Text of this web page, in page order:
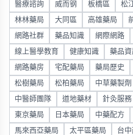
醫療諮詢 威而钢 板橋區 松
林林藥局 大同區 高雄藥局
網路社群 藥品知識 網際網路
線上醫學教育 健康知識 藥品資
網路藥房 宅配藥局 藥局歷史
松樹藥局 松柏藥局 中草藥製劑
中醫師團隊 道地藥材 針灸服務
東京藥局 日本藥局 中藥配方
馬來西亞藥局 太平區藥局 台